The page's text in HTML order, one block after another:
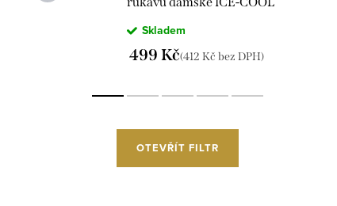
IMB267737
Skladem
499 Kč(412 Kč bez DPH)
OTEVŘÍT FILTR